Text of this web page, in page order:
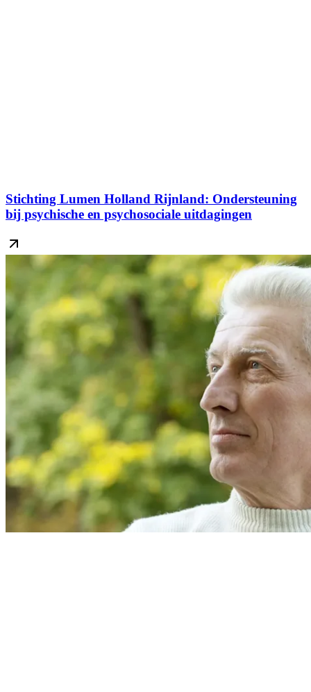
Stichting Lumen Holland Rijnland: Ondersteuning
bij psychische en psychosociale uitdagingen